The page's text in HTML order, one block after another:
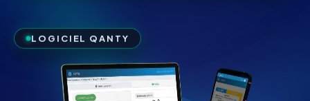
LOGICIEL QANTY